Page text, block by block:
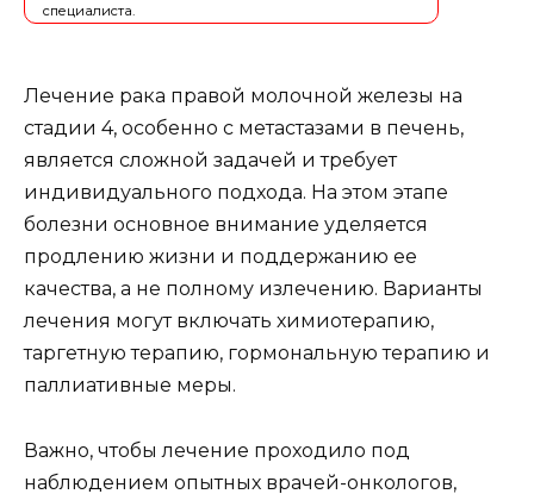
специалиста.
Лечение рака правой молочной железы на
стадии 4, особенно с метастазами в печень,
является сложной задачей и требует
индивидуального подхода. На этом этапе
болезни основное внимание уделяется
продлению жизни и поддержанию ее
качества, а не полному излечению. Варианты
лечения могут включать химиотерапию,
таргетную терапию, гормональную терапию и
паллиативные меры.
Важно, чтобы лечение проходило под
наблюдением опытных врачей-онкологов,